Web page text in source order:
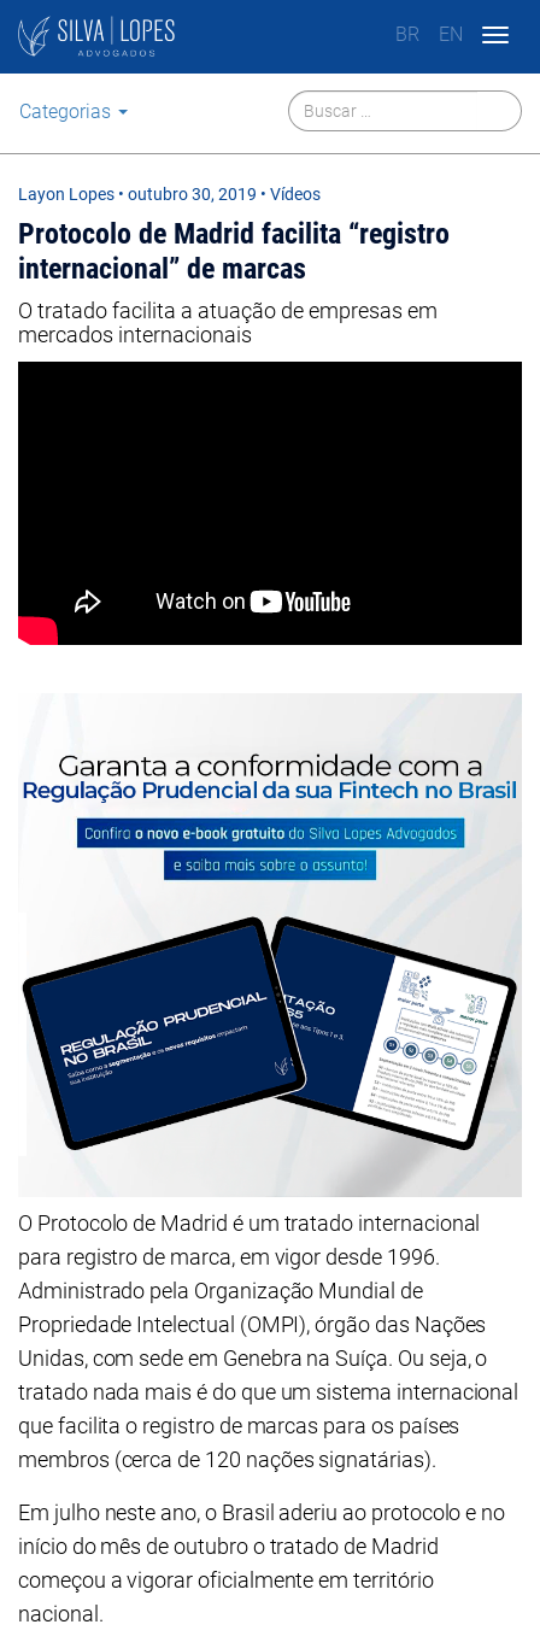
BR EN
Categorias
Layon Lopes • outubro 30, 2019 • Vídeos
Protocolo de Madrid facilita “registro
internacional” de marcas
O tratado facilita a atuação de empresas em
mercados internacionais
O Protocolo de Madrid é um tratado internacional
para registro de marca, em vigor desde 1996.
Administrado pela Organização Mundial de
Propriedade Intelectual (OMPI), órgão das Nações
Unidas, com sede em Genebra na Suíça. Ou seja, o
tratado nada mais é do que um sistema internacional
que facilita o registro de marcas para os países
membros (cerca de 120 nações signatárias).
Em julho neste ano, o Brasil aderiu ao protocolo e no
início do mês de outubro o tratado de Madrid
começou a vigorar oficialmente em território
nacional.